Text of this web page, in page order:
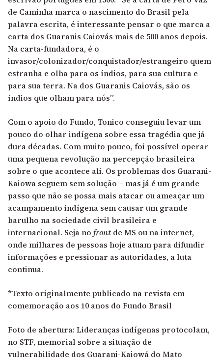
de Caminha marca o nascimento do Brasil pela
palavra escrita, é interessante pensar o que marca a
carta dos Guaranis Caiovás mais de 500 anos depois.
Na carta-fundadora, é o
invasor/colonizador/conquistador/estrangeiro quem
estranha e olha para os índios, para sua cultura e
para sua terra. Na dos Guaranis Caiovás, são os
índios que olham para nós”.
Com o apoio do Fundo, Tonico conseguiu levar um
pouco do olhar indígena sobre essa tragédia que já
dura décadas. Com muito pouco, foi possível operar
uma pequena revolução na percepção brasileira
sobre o que acontece ali. Os problemas dos Guarani-
Kaiowa seguem sem solução – mas já é um grande
passo que não se possa mais atacar ou ameaçar um
acampamento indígena sem causar um grande
barulho na sociedade civil brasileira e
internacional. Seja no front de MS ou na internet,
onde milhares de pessoas hoje atuam para difundir
informações e pressionar as autoridades, a luta
continua.
*Texto originalmente publicado na revista em
comemoração aos 10 anos do Fundo Brasil
Foto de abertura: Lideranças indígenas protocolam,
no STF, memorial sobre a situação de
vulnerabilidade dos Guarani-Kaiowá do Mato